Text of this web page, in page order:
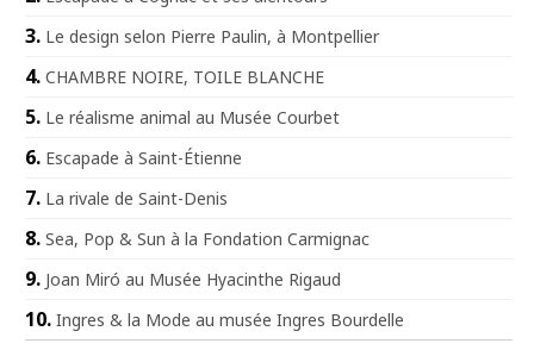
Le design selon Pierre Paulin, à Montpellier
CHAMBRE NOIRE, TOILE BLANCHE
Le réalisme animal au Musée Courbet
Escapade à Saint-Étienne
La rivale de Saint-Denis
Sea, Pop & Sun à la Fondation Carmignac
Joan Miró au Musée Hyacinthe Rigaud
Ingres & la Mode au musée Ingres Bourdelle